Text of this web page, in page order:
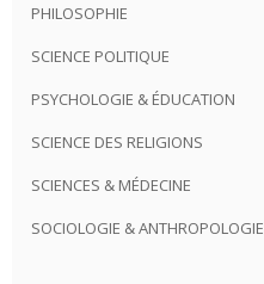
PHILOSOPHIE
SCIENCE POLITIQUE
PSYCHOLOGIE & ÉDUCATION
SCIENCE DES RELIGIONS
SCIENCES & MÉDECINE
SOCIOLOGIE & ANTHROPOLOGIE